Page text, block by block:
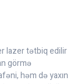
lazer tətbiq edilir
görmə
həm də yaxın